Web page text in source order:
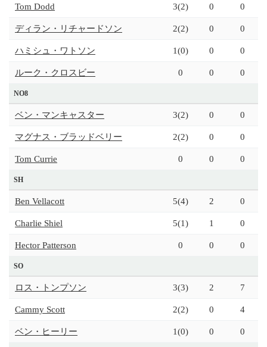
Tom Dodd 3(2) 0 0
ディラン・リチャードソン 2(2) 0 0
ハミシュ・ワトソン 1(0) 0 0
ルーク・クロスビー 0 0 0
NO8
ベン・マンキャスター 3(2) 0 0
マグナス・ブラッドベリー 2(2) 0 0
Tom Currie 0 0 0
SH
Ben Vellacott 5(4) 2 0
Charlie Shiel 5(1) 1 0
Hector Patterson 0 0 0
SO
ロス・トンプソン 3(3) 2 7
Cammy Scott 2(2) 0 4
ベン・ヒーリー 1(0) 0 0